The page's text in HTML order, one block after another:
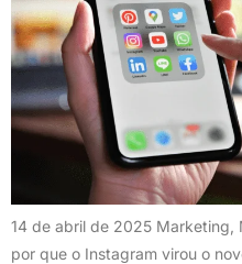
14 de abril de 2025 Marketing,
por que o Instagram virou o